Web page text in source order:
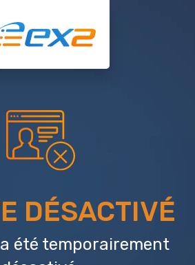
DÉSACTIVÉ
été temporairement